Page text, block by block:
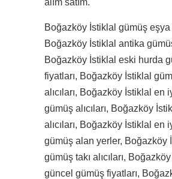
alım satım.
Boğazköy İstiklal gümüş eşya
Boğazköy İstiklal antika
Boğazköy İstiklal eski hurda
fiyatları, Boğazköy İstiklal
alıcıları, Boğazköy İstiklal en
gümüş alıcıları, Boğazköy
alıcıları, Boğazköy İstiklal en
gümüş alan yerler, Boğazköy
gümüş takı alıcıları,
güncel gümüş fiyatları,